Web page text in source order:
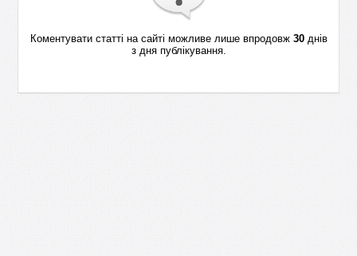
Коментувати статті на сайті можливе лише впродовж 30днів
з дня публікування.